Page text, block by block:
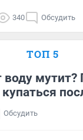
340 Обсудить
ТОП 5
воду
Обсудить